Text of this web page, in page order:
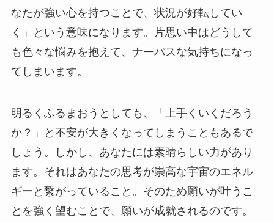
なたが強い心を持つことで、状況が好転してい
く」という意味になります。片思い中はどうして
も色々な悩みを抱えて、ナーバスな気持ちになっ
てしまいます。
明るくふるまおうとしても、「上手くいくだろう
か？」と不安が大きくなってしまうこともあるで
しょう。しかし、あなたには素晴らしい力があり
ます。それはあなたの思考が崇高な宇宙のエネル
ギーと繋がっていること。そのため願いが叶うこ
とを強く望むことで、願いが成就されるのです。